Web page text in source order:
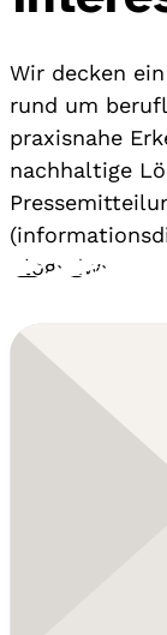
Wir decken
rund um
praxisnahe
nachhaltige
Blog› idw›